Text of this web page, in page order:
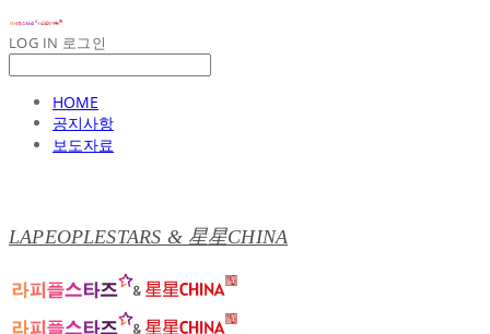
LOG IN 로그인
HOME
공지사항
보도자료
LAPEOPLESTARS & 星星CHINA